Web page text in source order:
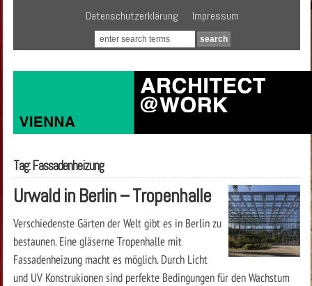
Datenschutzerklärung
Impressum
Tag: Fassadenheizung
Urwald in Berlin – Tropenhalle
Verschiedenste Gärten der Welt gibt es in Berlin zu
bestaunen. Eine gläserne Tropenhalle mit
Fassadenheizung macht es möglich. Durch Licht
und UV Konstrukionen sind perfekte Bedingungen für den Wachstum